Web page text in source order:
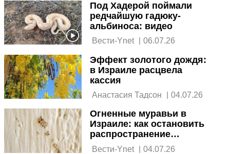
Под Хадерой поймали
редчайшую гадюку-
альбиноса: видео
Вести-Ynet | 06.07.26
Эффект золотого дождя:
в Израиле расцвела
кассия
| 04.07.26
Огненные муравьи в
Израиле: как остановить
распространение
опасного вида
Вести-Ynet | 04.07.26